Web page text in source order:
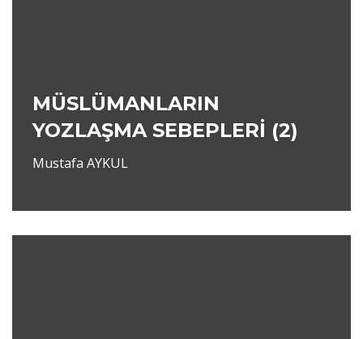
MÜSLÜMANLARIN
YOZLAŞMA SEBEPLERİ (2)
Mustafa AYKUL